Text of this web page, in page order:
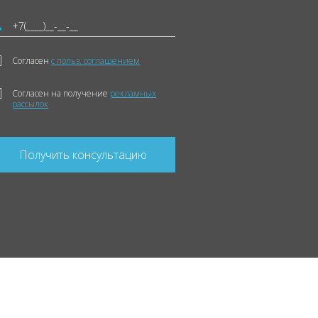
Согласенс польз. соглашением
Согласен на получение рекламных
рассылок
Получить консультацию